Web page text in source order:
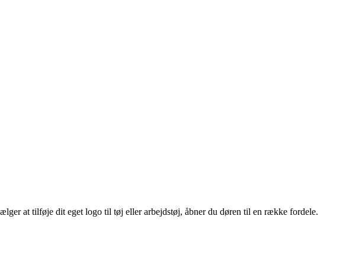
at tilføje dit eget logo til tøj eller arbejdstøj, åbner du døren til en række fordele.